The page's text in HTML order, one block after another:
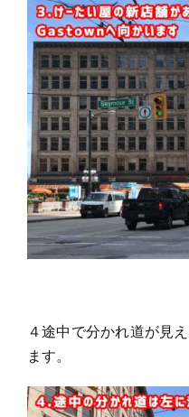
４途中で分かれ道が見
ます。